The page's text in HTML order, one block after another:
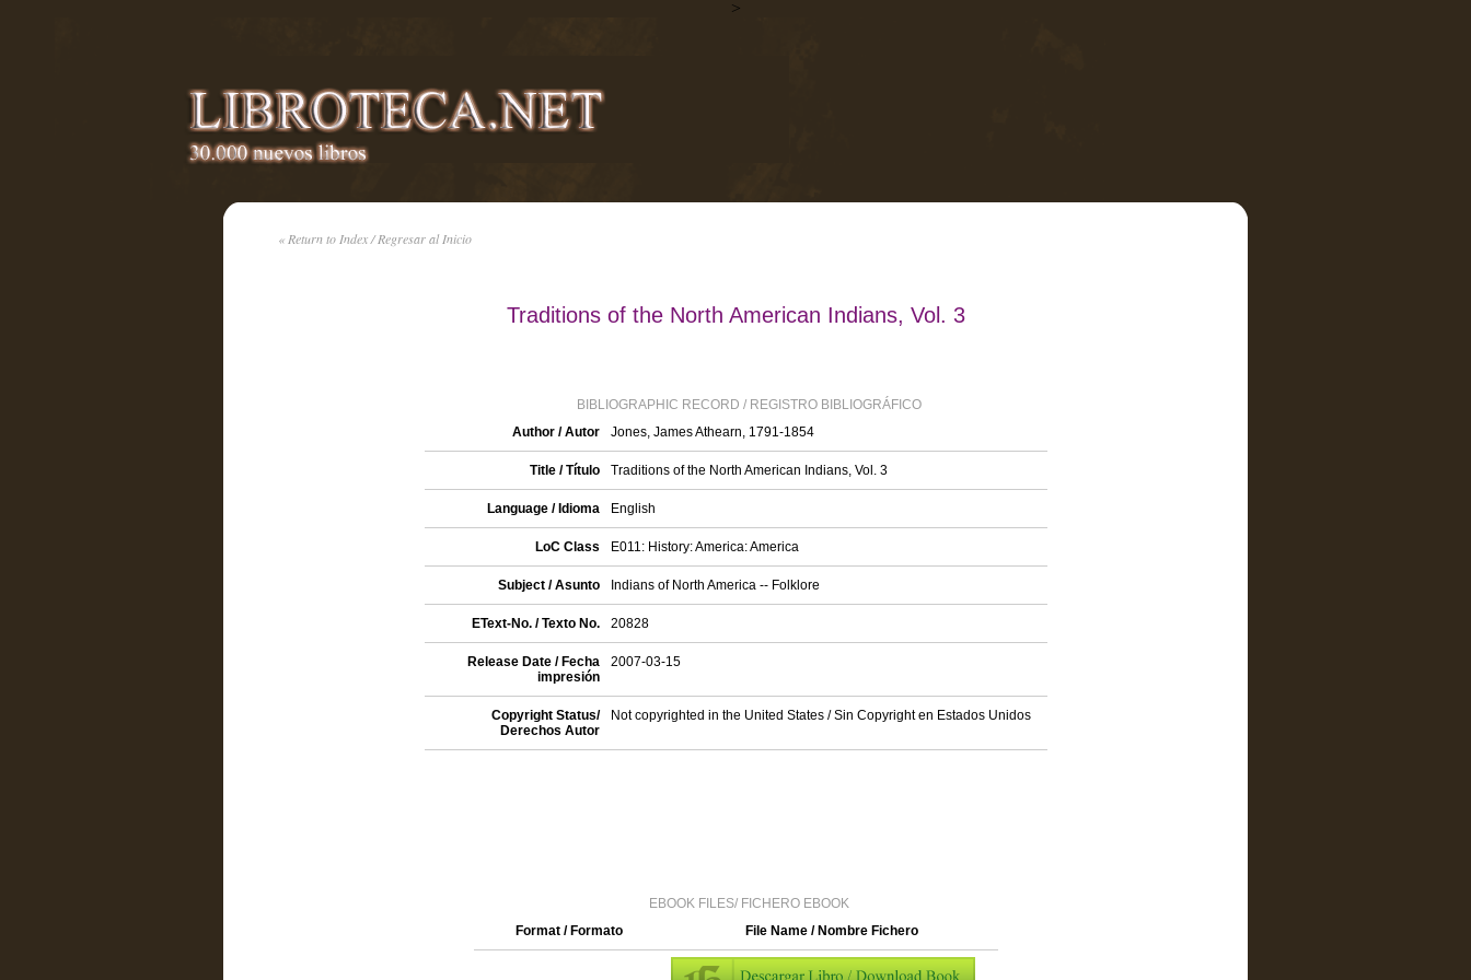
>
« Return to Index / Regresar al Inicio
Traditions of the North American Indians, Vol. 3
BIBLIOGRAPHIC RECORD / REGISTRO BIBLIOGRÁFICO
Author / Autor
Jones, James Athearn, 1791-1854
Title / Título Traditions of the North American Indians, Vol. 3
Language / Idioma English
LoC Class E011: History: America: America
Subject / Asunto Indians of North America -- Folklore
EText-No. / Texto No. 20828
Release Date / Fecha
impresión
2007-03-15
Copyright Status/
Derechos Autor
Not copyrighted in the United States / Sin Copyright en Estados Unidos
EBOOK FILES/ FICHERO EBOOK
Format / Formato
File Name / Nombre Fichero